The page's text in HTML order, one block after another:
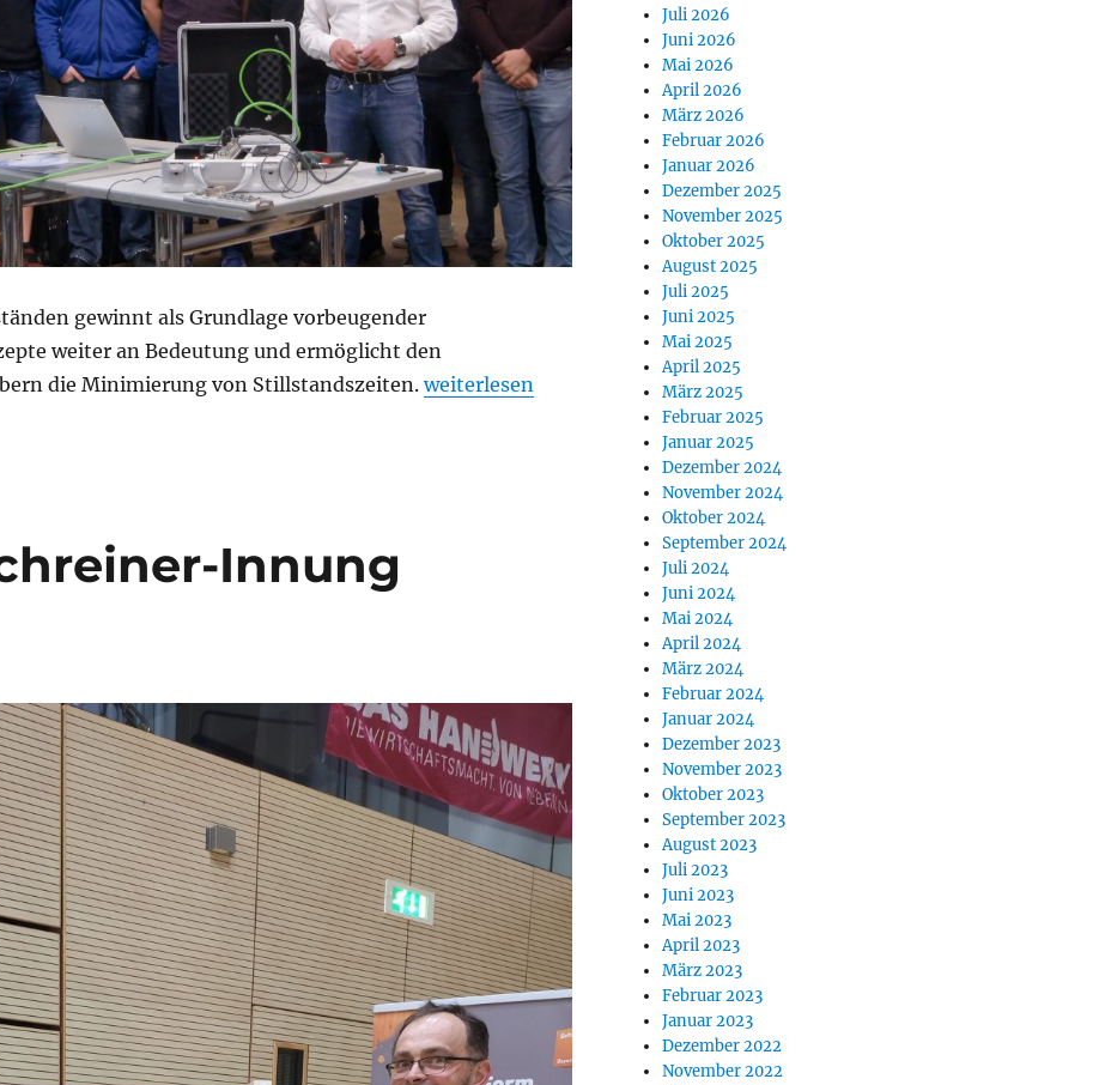
gewinnt als Grundlage vorbeugender
weiter an Bedeutung und ermöglicht den
die Minimierung von Stillstandszeiten.„Condition Monitoring in der Automatisierungstechnik“
weiterlesen
Innung
Juli 2026
Juni 2026
Mai 2026
April 2026
März 2026
Februar 2026
Januar 2026
Dezember 2025
November 2025
Oktober 2025
August 2025
Juli 2025
Juni 2025
Mai 2025
April 2025
März 2025
Februar 2025
Januar 2025
Dezember 2024
November 2024
Oktober 2024
September 2024
Juli 2024
Juni 2024
Mai 2024
April 2024
März 2024
Februar 2024
Januar 2024
Dezember 2023
November 2023
Oktober 2023
September 2023
August 2023
Juli 2023
Juni 2023
Mai 2023
April 2023
März 2023
Februar 2023
Januar 2023
Dezember 2022
November 2022